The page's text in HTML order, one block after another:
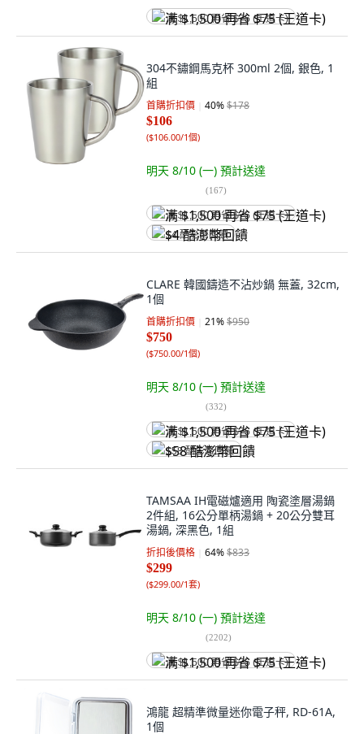
满 $1,500 再省 $75 (王道卡)
304不鏽鋼馬克杯 300ml 2個, 銀色, 1
組
首購折扣價 40%$178
$106
($106.00/1個)
明天 8/10 (一) 預計送達
(167)
满 $1,500 再省 $75 (王道卡)
$4 酷澎幣回饋
CLARE 韓國鑄造不沾炒鍋 無蓋, 32cm,
1個
首購折扣價 21%$950
$750
($750.00/1個)
明天 8/10 (一) 預計送達
(332)
满 $1,500 再省 $75 (王道卡)
$58 酷澎幣回饋
TAMSAA IH電磁爐適用 陶瓷塗層湯鍋
2件組, 16公分單柄湯鍋 + 20公分雙耳
湯鍋, 深黑色, 1組
折扣後價格 64%$833
$299
($299.00/1套)
明天 8/10 (一) 預計送達
(2202)
满 $1,500 再省 $75 (王道卡)
鴻龍 超精準微量迷你電子秤, RD-61A,
1個